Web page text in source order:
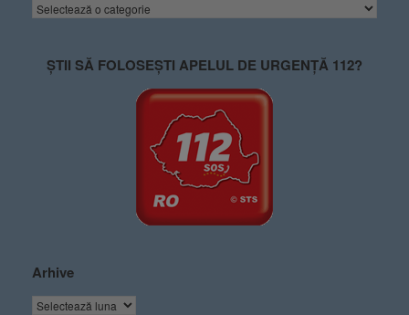
ȘTII SĂ FOLOSEȘTI APELUL DE URGENȚĂ 112?
Arhive